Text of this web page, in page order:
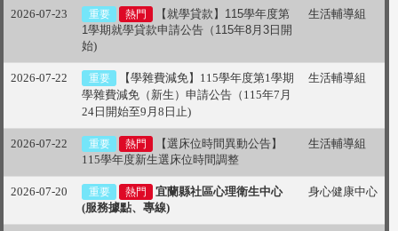
2026-07-23 重要 熱門 【就學貸款】 115學年度第
1學期就學貸款申請公告（ 115年8月3 日開
始)
生活輔導組
2026-07-22 重要 【學雜費減免】 115學年度第1學期
學雜費減免（新生）申請公告（115年7月
24日開始至9月8日止)
生活輔導組
2026-07-22 重要 熱門
【選床位時間異動公告】
115學年度新生選床位時間調整
生活輔導組
2026-07-20 重要 熱門
宜蘭縣社區心理衛生中心
(服務據點、專線)
身心健康中心